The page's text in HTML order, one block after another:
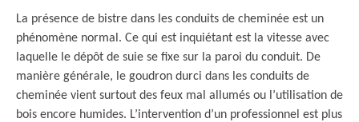
La présence de bistre dans les conduits de cheminée est un
phénomène normal. Ce qui est inquiétant est la vitesse avec
laquelle le dépôt de suie se fixe sur la paroi du conduit. De
manière générale, le goudron durci dans les conduits de
cheminée vient surtout des feux mal allumés ou l’utilisation de
bois encore humides. L’intervention d’un professionnel est plus